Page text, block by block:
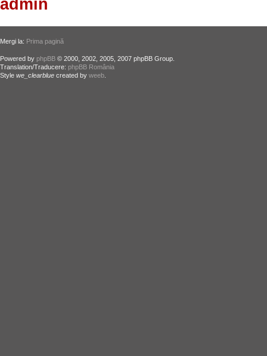
admin
Mergi la: Prima pagină
Powered by phpBB © 2000, 2002, 2005, 2007 phpBB Group.
Translation/Traducere: phpBB România
Style we_clearblue created by weeb